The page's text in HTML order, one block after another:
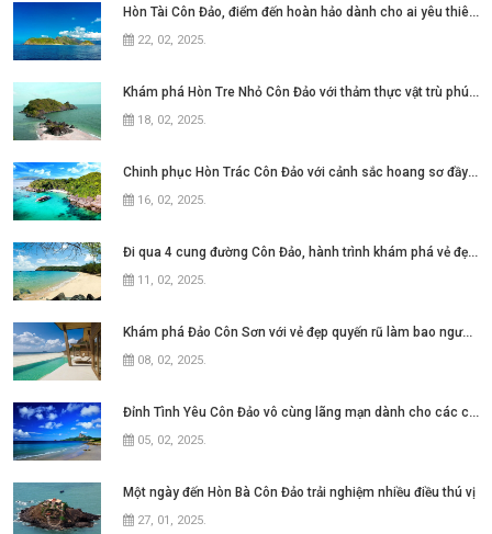
Hòn Tài Côn Đảo, điểm đến hoàn hảo dành cho ai yêu thiên nhiên
22, 02, 2025.
Khám phá Hòn Tre Nhỏ Côn Đảo với thảm thực vật trù phú đầy ấn tượng
18, 02, 2025.
Chinh phục Hòn Trác Côn Đảo với cảnh sắc hoang sơ đầy ấn tượng
16, 02, 2025.
Đi qua 4 cung đường Côn Đảo, hành trình khám phá vẻ đẹp quyến rũ
11, 02, 2025.
Khám phá Đảo Côn Sơn với vẻ đẹp quyến rũ làm bao người đắm say
08, 02, 2025.
Đỉnh Tình Yêu Côn Đảo vô cùng lãng mạn dành cho các cặp đôi
05, 02, 2025.
Một ngày đến Hòn Bà Côn Đảo trải nghiệm nhiều điều thú vị
27, 01, 2025.